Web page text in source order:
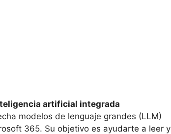
artificial integrada
modelos de lenguaje grandes (LLM)
365. Su objetivo es ayudarte a leer y